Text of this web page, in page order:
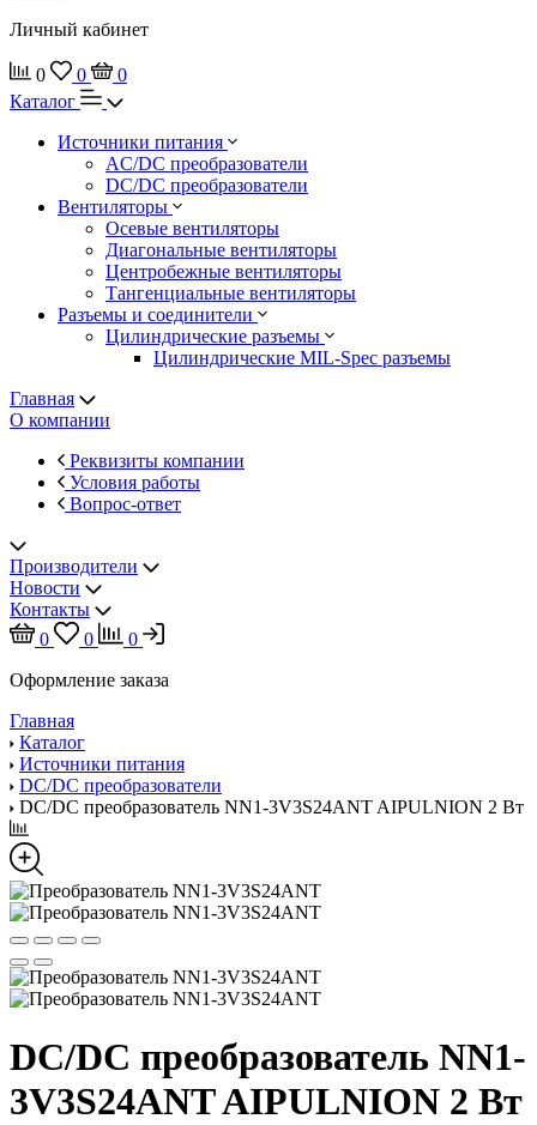
Личный кабинет
0 0
0
Каталог
Источники питания
AC/DC преобразователи
DC/DC преобразователи
Вентиляторы
Осевые вентиляторы
Диагональные вентиляторы
Центробежные вентиляторы
Тангенциальные вентиляторы
Разъемы и соединители
Цилиндрические разъемы
Цилиндрические MIL-Spec разъемы
Главная
О компании
Реквизиты компании
Условия работы
Вопрос-ответ
Производители
Новости
Контакты
0
0
0
Оформление заказа
Главная
Каталог
Источники питания
DC/DC преобразователи
DC/DC преобразователь NN1-3V3S24ANT AIPULNION 2 Вт
DC/DC преобразователь NN1-
3V3S24ANT AIPULNION 2 Вт